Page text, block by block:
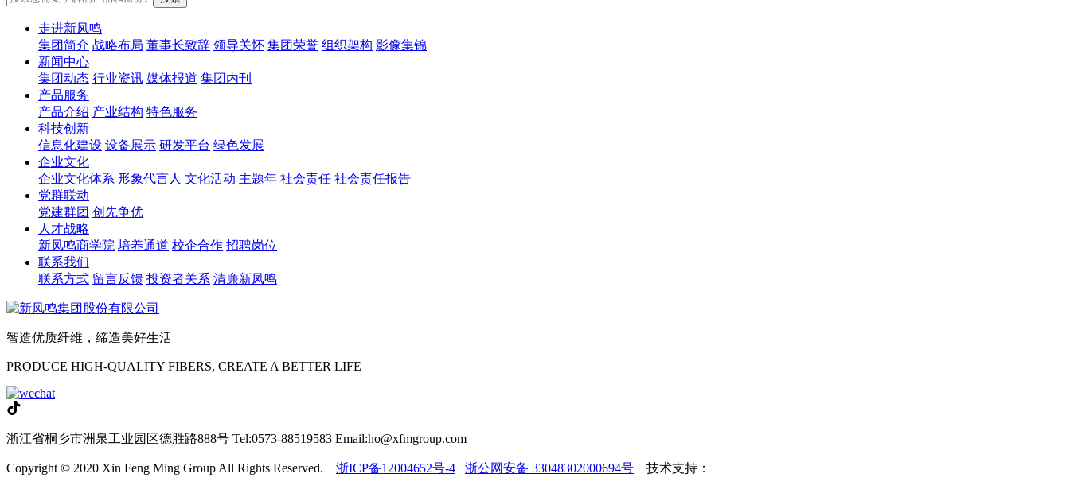
走进新凤鸣
集团简介 战略布局 董事长致辞 领导关怀 集团荣誉 组织架构 影像集锦
新闻中心
集团动态 行业资讯 媒体报道 集团内刊
产品服务
产品介绍 产业结构 特色服务
科技创新
信息化建设 设备展示 研发平台 绿色发展
企业文化
企业文化体系 形象代言人 文化活动 主题年 社会责任 社会责任报告
党群联动
党建群团 创先争优
人才战略
新凤鸣商学院 培养通道 校企合作 招聘岗位
联系我们
联系方式 留言反馈 投资者关系 清廉新凤鸣
智造优质纤维，缔造美好生活
PRODUCE HIGH-QUALITY FIBERS, CREATE A BETTER LIFE
浙江省桐乡市洲泉工业园区德胜路888号 Tel:0573-88519583 Email:ho@xfmgroup.com
Copyright © 2020 Xin Feng Ming Group All Rights Reserved. 浙ICP备12004652号-4 浙公网安备 33048302000694号 技术支持：